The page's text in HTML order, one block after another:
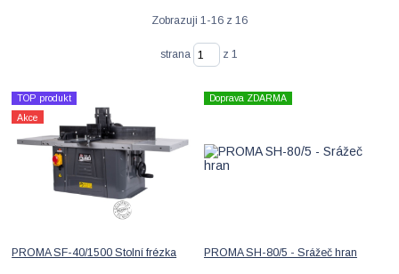
Zobrazuji 1-16 z 16
strana z 1
TOP produkt
Akce
PROMA SF-40/1500 Stolní frézka
Doprava ZDARMA
PROMA SH-80/5 - Srážeč hran